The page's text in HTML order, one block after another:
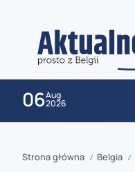
06Aug
2026
Strona główna / Belgia /